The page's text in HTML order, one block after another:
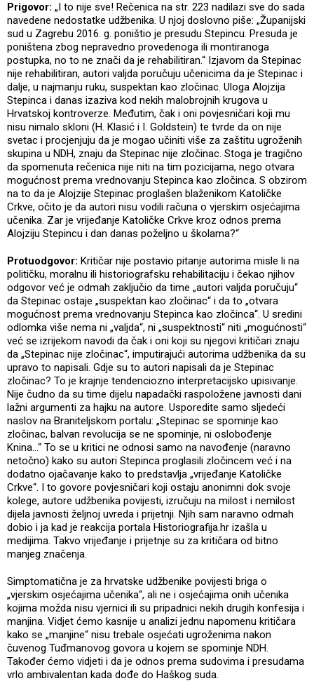
Prigovor: „I to nije sve! Rečenica na str. 223 nadilazi sve do sada
navedene nedostatke udžbenika. U njoj doslovno piše: „Županijski
sud u Zagrebu 2016. g. poništio je presudu Stepincu. Presuda je
poništena zbog nepravedno provedenoga ili montiranoga
postupka, no to ne znači da je rehabilitiran.“ Izjavom da Stepinac
nije rehabilitiran, autori valjda poručuju učenicima da je Stepinac i
dalje, u najmanju ruku, suspektan kao zločinac. Uloga Alojzija
Stepinca i danas izaziva kod nekih malobrojnih krugova u
Hrvatskoj kontroverze. Međutim, čak i oni povjesničari koji mu
nisu nimalo skloni (H. Klasić i I. Goldstein) te tvrde da on nije
svetac i procjenjuju da je mogao učiniti više za zaštitu ugroženih
skupina u NDH, znaju da Stepinac nije zločinac. Stoga je tragično
da spomenuta rečenica nije niti na tim pozicijama, nego otvara
mogućnost prema vrednovanju Stepinca kao zločinca. S obzirom
na to da je Alojzije Stepinac proglašen blaženikom Katoličke
Crkve, očito je da autori nisu vodili računa o vjerskim osjećajima
učenika. Zar je vrijeđanje Katoličke Crkve kroz odnos prema
Alojziju Stepincu i dan danas poželjno u školama?“
Protuodgovor: Kritičar nije postavio pitanje autorima misle li na
političku, moralnu ili historiografsku rehabilitaciju i čekao njihov
odgovor već je odmah zaključio da time „autori valjda poručuju“
da Stepinac ostaje „suspektan kao zločinac“ i da to „otvara
mogućnost prema vrednovanju Stepinca kao zločinca“. U sredini
odlomka više nema ni „valjda“, ni „suspektnosti“ niti „mogućnosti“
već se izrijekom navodi da čak i oni koji su njegovi kritičari znaju
da „Stepinac nije zločinac“, imputirajući autorima udžbenika da su
upravo to napisali. Gdje su to autori napisali da je Stepinac
zločinac? To je krajnje tendenciozno interpretacijsko upisivanje.
Nije čudno da su time dijelu napadački raspoložene javnosti dani
lažni argumenti za hajku na autore. Usporedite samo sljedeći
naslov na Braniteljskom portalu: „Stepinac se spominje kao
zločinac, balvan revolucija se ne spominje, ni oslobođenje
Knina…“ To se u kritici ne odnosi samo na navođenje (naravno
netočno) kako su autori Stepinca proglasili zločincem već i na
dodatno ojačavanje kako to predstavlja „vrijeđanje Katoličke
Crkve“. I to govore povjesničari koji ostaju anonimni dok svoje
kolege, autore udžbenika povijesti, izručuju na milost i nemilost
dijela javnosti željnoj uvreda i prijetnji. Njih sam naravno odmah
dobio i ja kad je reakcija portala Historiografija.hr izašla u
medijima. Takvo vrijeđanje i prijetnje su za kritičara od bitno
manjeg značenja.
Simptomatična je za hrvatske udžbenike povijesti briga o
„vjerskim osjećajima učenika“, ali ne i osjećajima onih učenika
kojima možda nisu vjernici ili su pripadnici nekih drugih konfesija i
manjina. Vidjet ćemo kasnije u analizi jednu napomenu kritičara
kako se „manjine“ nisu trebale osjećati ugroženima nakon
čuvenog Tuđmanovog govora u kojem se spominje NDH.
Također ćemo vidjeti i da je odnos prema sudovima i presudama
vrlo ambivalentan kada dođe do Haškog suda.